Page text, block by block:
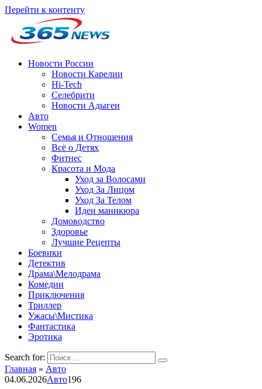
Перейти к контенту
Новости России
Новости Карелии
Hi-Tech
Селебрити
Новости Адыгеи
Авто
Women
Семья и Отношения
Всё о Детях
Фитнес
Красота и Мода
Уход за Волосами
Уход За Лицом
Уход За Телом
Идеи маникюра
Домоводство
Здоровье
Лучшие Рецепты
Боевики
Детектив
Драма\Мелодрама
Комедии
Приключения
Триллер
Ужасы\Мистика
Фантастика
Эротика
Search for:
Главная » Авто
04.06.2026Авто196